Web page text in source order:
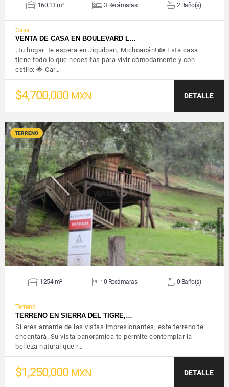
160.13 m² 3 Recámaras 2 Baño(s)
Casa
VENTA DE CASA EN BOULEVARD L…
¡Tu hogar te espera en Jiquilpan, Michoacán! 🏡 Esta casa
tiene todo lo que necesitas para vivir cómodamente y con
estilo: 🌟 Car…
$4,700,000 MXN DETALLE
TERRENO
VER DETALLES
1254 m² 0 Recámaras 0 Baño(s)
Terreno
TERRENO EN SIERRA DEL TIGRE,…
Si eres amante de las vistas impresionantes, este terreno te
encantará. Su vista panorámica te permite contemplar la
belleza natural que r…
$1,250,000 MXN DETALLE